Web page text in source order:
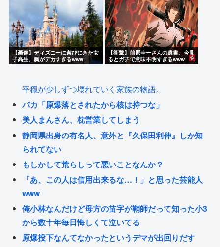
【画像】ディズニーに遊びにきた女
子高生、胸がデカすぎるwww
【衝撃】前原圭一さんの遺書、今見
るとガチで意味不明すぎるwww
平穏が少しずつ壊れていく家族の物語。
バカ「原爆落とされたから核は持つな」
美人まんさん、枕営業してしまう
静岡県出身の有名人、意外と『久保田利伸』しか知
られてない
もしかして荒らしって悪いことなんか？
「あ、この人は信用出来るな…！」と思った芸能人
www
俺小林なんだけど母方の苗字が鞘師だって知った小3
から数十年毎日悔しくて泣いてる
原爆投下なんてなかったというデマが出回りだす